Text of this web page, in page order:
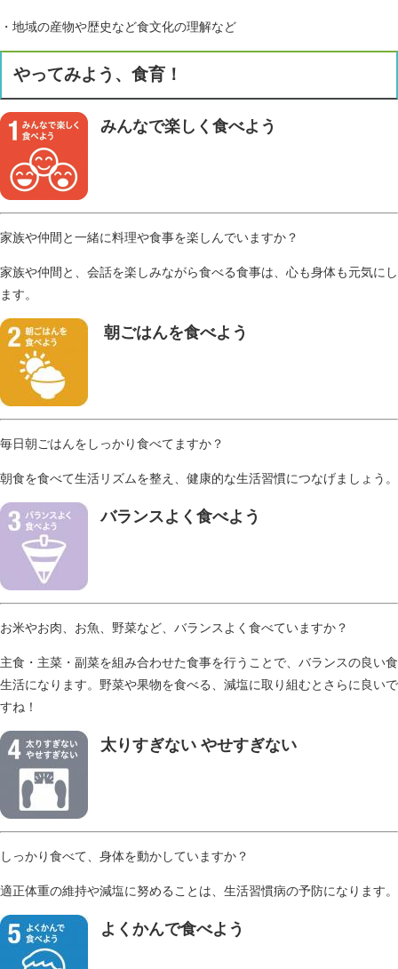
・地域の産物や歴史など食文化の理解など
やってみよう、食育！
みんなで楽しく食べよう
家族や仲間と一緒に料理や食事を楽しんでいますか？
家族や仲間と、会話を楽しみながら食べる食事は、心も身体も元気にし
ます。
朝ごはんを食べよう
毎日朝ごはんをしっかり食べてますか？
朝食を食べて生活リズムを整え、健康的な生活習慣につなげましょう。
バランスよく食べよう
お米やお肉、お魚、野菜など、バランスよく食べていますか？
主食・主菜・副菜を組み合わせた食事を行うことで、バランスの良い食
生活になります。野菜や果物を食べる、減塩に取り組むとさらに良いで
すね！
太りすぎない やせすぎない
しっかり食べて、身体を動かしていますか？
適正体重の維持や減塩に努めることは、生活習慣病の予防になります。
よくかんで食べよう